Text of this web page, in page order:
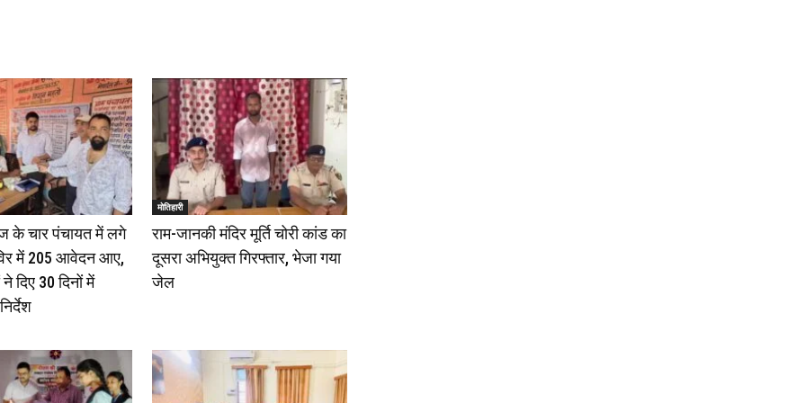
और थानाध्यक्ष ने किया निरीक्षण, 19 June 2026
शव जलाया, दोनों गिरफ्तार, 14 June 2026
संवाद में सांसद रधामोहन सिंह, 13 June 2026
के चार पंचायत में लगे
में 205 आवेदन आए,
दिए 30 दिनों में
मोतिहारी
राम-जानकी मंदिर मूर्ति चोरी कांड का
दूसरा अभियुक्त गिरफ्तार, भेजा गया
जेल